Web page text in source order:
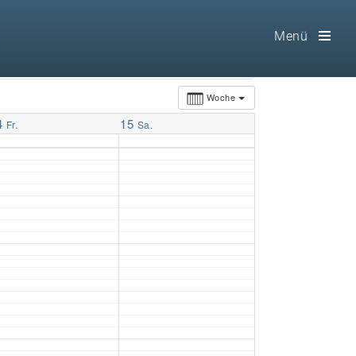
Home
100 F.A.Q.
Menü
Woche
Fr. 15 Sa.